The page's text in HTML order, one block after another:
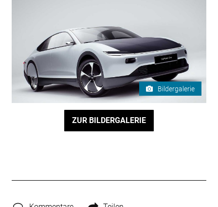
Bildergalerie
ZUR BILDERGALERIE